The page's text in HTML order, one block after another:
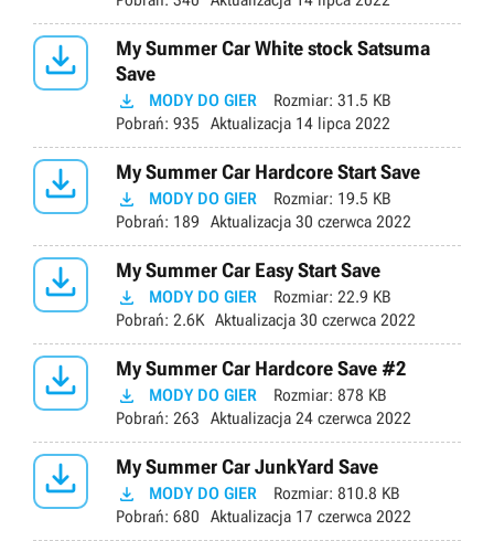

My Summer Car White stock Satsuma
Save
 MODY DO GIER Rozmiar: 31.5 KB
Pobrań: 935 Aktualizacja 14 lipca 2022
 My Summer Car Hardcore Start Save
 MODY DO GIER Rozmiar: 19.5 KB
Pobrań: 189 Aktualizacja 30 czerwca 2022
 My Summer Car Easy Start Save
 MODY DO GIER Rozmiar: 22.9 KB
Pobrań: 2.6K Aktualizacja 30 czerwca 2022
 My Summer Car Hardcore Save #2
 MODY DO GIER Rozmiar: 878 KB
Pobrań: 263 Aktualizacja 24 czerwca 2022
 My Summer Car JunkYard Save
 MODY DO GIER Rozmiar: 810.8 KB
Pobrań: 680 Aktualizacja 17 czerwca 2022